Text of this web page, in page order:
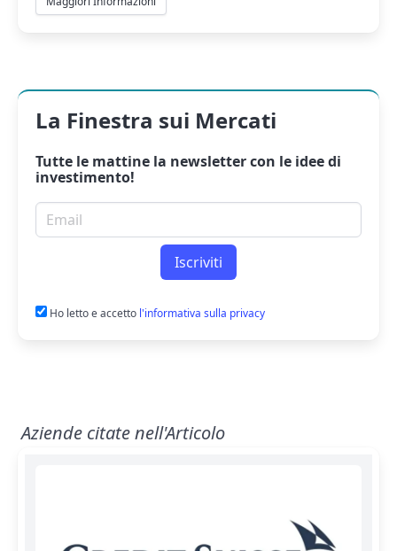
La Finestra sui Mercati
Tutte le mattine la newslettercon le idee di
investimento!
Email per newsletter
Iscriviti
Ho letto e accetto l'informativa sulla privacy
Aziende citate nell'Articolo